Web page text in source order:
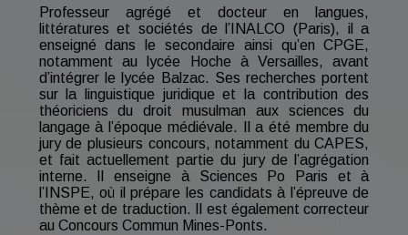
Professeur agrégé et docteur en langues,
littératures et sociétés de l’INALCO (Paris), il a
enseigné dans le secondaire ainsi qu’en CPGE,
notamment au lycée Hoche à Versailles, avant
d’intégrer le lycée Balzac. Ses recherches portent
sur la linguistique juridique et la contribution des
théoriciens du droit musulman aux sciences du
langage à l’époque médiévale. Il a été membre du
jury de plusieurs concours, notamment du CAPES,
et fait actuellement partie du jury de l’agrégation
interne. Il enseigne à Sciences Po Paris et à
l’INSPE, où il prépare les candidats à l’épreuve de
thème et de traduction. Il est également correcteur
au Concours Commun Mines-Ponts.